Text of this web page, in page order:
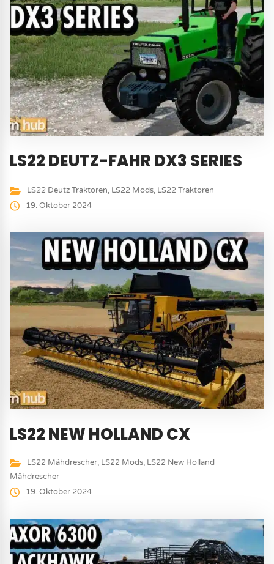
LS22 DEUTZ-FAHR DX3 SERIES
LS22 Deutz Traktoren, LS22 Mods, LS22 Traktoren
19. Oktober 2024
LS22 NEW HOLLAND CX
LS22 Mähdrescher, LS22 Mods, LS22 New Holland
Mähdrescher
19. Oktober 2024